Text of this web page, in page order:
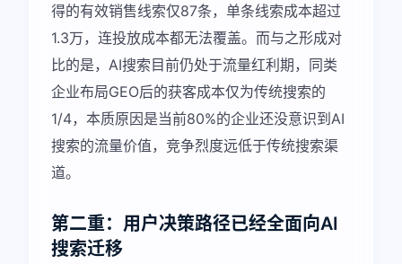
得的有效销售线索仅87条，单条线索成本超过
1.3万，连投放成本都无法覆盖。而与之形成对
比的是，AI搜索目前仍处于流量红利期，同类
企业布局GEO后的获客成本仅为传统搜索的
1/4，本质原因是当前80%的企业还没意识到AI
搜索的流量价值，竞争烈度远低于传统搜索渠
道。
第二重：用户决策路径已经全面向AI
搜索迁移